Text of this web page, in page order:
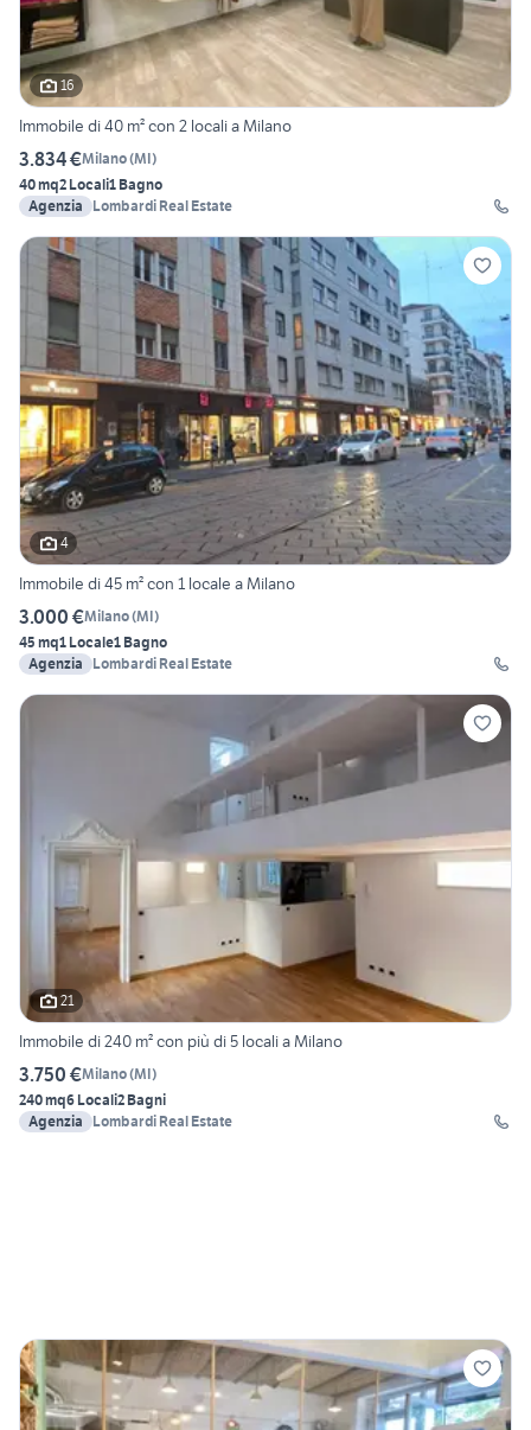
16
Immobile di 40 m² con 2 locali a Milano
3.834 €Milano(MI)
40 mq2 Locali1 Bagno
Agenzia
Lombardi Real Estate
4
Immobile di 45 m² con 1 locale a Milano
3.000 €Milano(MI)
45 mq1 Locale1 Bagno
Agenzia
Lombardi Real Estate
21
Immobile di 240 m² con più di 5 locali a Milano
3.750 €Milano(MI)
240 mq6 Locali2 Bagni
Agenzia
Lombardi Real Estate